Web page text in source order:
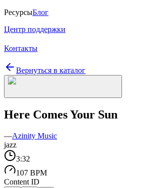
РесурсыБлог
Центр поддержки
Контакты
Вернуться в каталог
Here Comes Your Sun
—Azinity Music
jazz
3:32
107 BPM
Content ID